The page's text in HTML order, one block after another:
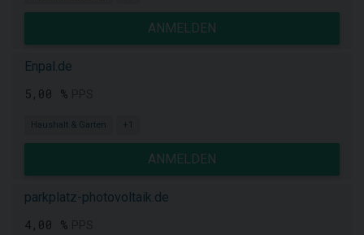
ANMELDEN
Enpal.de
5,00 %
Haushalt & Garten +1
ANMELDEN
parkplatz-photovoltaik.de
4,00 %